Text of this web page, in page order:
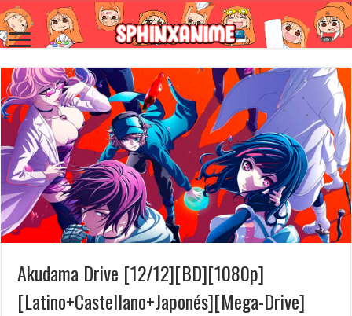
Akudama Drive [12/12][BD][1080p]
[Latino+Castellano+Japonés][Mega-Drive]